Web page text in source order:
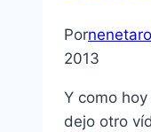
Pornenetaro
2013
Y como
dejo otro